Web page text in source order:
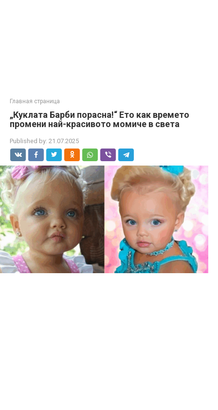
Главная страница
„Куклата Барби порасна!“ Ето как времето
промени най-красивото момиче в света
Published by: 21.07.2025